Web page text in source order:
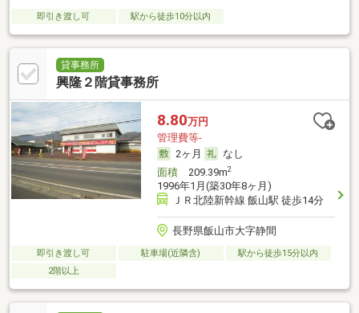
即引き渡し可 駅から徒歩10分以内
貸事務所
興隆２階貸事務所
8.80万円
管理費等-
2ヶ月
なし
面積209.39m2
1996年1月(築30年8ヶ月)
ＪＲ北陸新幹線 飯山駅 徒歩14分
長野県飯山市大字静間
即引き渡し可 駐車場(近隣含)
駅から徒歩15分以内
2階以上